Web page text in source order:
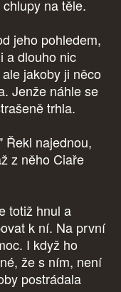
na těle.
jeho pohledem,
a dlouho nic
jakoby ji něco
Jenže náhle se
trhla.
Řekl najednou,
z něho Ciaře
totiž hnul a
k ní. Na první
I když ho
že s ním, není
postrádala